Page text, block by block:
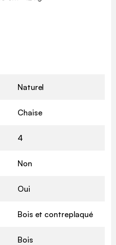
Naturel
Chaise
4
Non
Oui
Bois et contreplaqué
Bois